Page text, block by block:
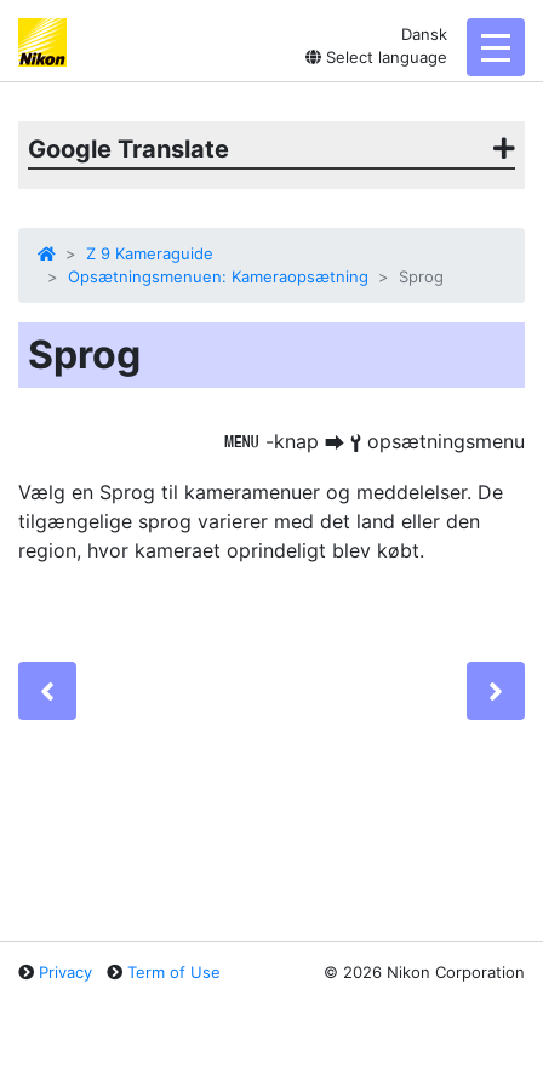
Dansk
Select language
Google Translate
Z 9 Kameraguide
Opsætningsmenuen: Kameraopsætning
Sprog
Sprog
G -knap U B opsætningsmenu
Vælg en Sprog til kameramenuer og meddelelser. De
tilgængelige sprog varierer med det land eller den
region, hvor kameraet oprindeligt blev købt.
Privacy Term of Use © 2026 Nikon Corporation